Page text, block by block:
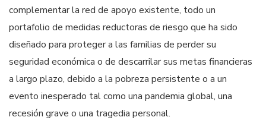
complementar la red de apoyo existente, todo un
portafolio de medidas reductoras de riesgo que ha sido
diseñado para proteger a las familias de perder su
seguridad económica o de descarrilar sus metas financieras
a largo plazo, debido a la pobreza persistente o a un
evento inesperado tal como una pandemia global, una
recesión grave o una tragedia personal.